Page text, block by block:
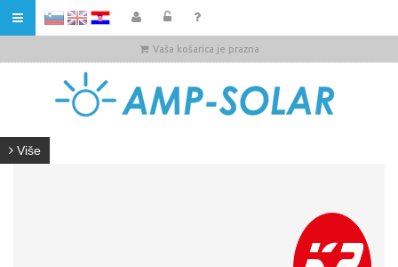
Vaša košarica je prazna
Više